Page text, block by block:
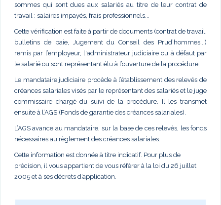
sommes qui sont dues aux salariés au titre de leur contrat de
travail : salaires impayés, frais professionnels...
Cette vérification est faite à partir de documents (contrat de travail,
bulletins de paie, Jugement du Conseil des Prud’hommes...)
remis par l’employeur, l'administrateur judiciaire ou à défaut par
le salarié ou sont représentant élu à l’ouverture de la procédure.
Le mandataire judiciaire procède à l’établissement des relevés de
créances salariales visés par le représentant des salariés et le juge
commissaire chargé du suivi de la procédure. Il les transmet
ensuite à l’AGS (Fonds de garantie des créances salariales).
L’AGS avance au mandataire, sur la base de ces relevés, les fonds
nécessaires au règlement des créances salariales.
Cette information est donnée à titre indicatif. Pour plus de
précision, il vous appartient de vous référer à la loi du 26 juillet
2005 et à ses décrets d’application.